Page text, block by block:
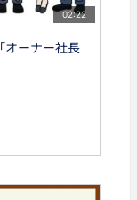
02:22
オーナー社長